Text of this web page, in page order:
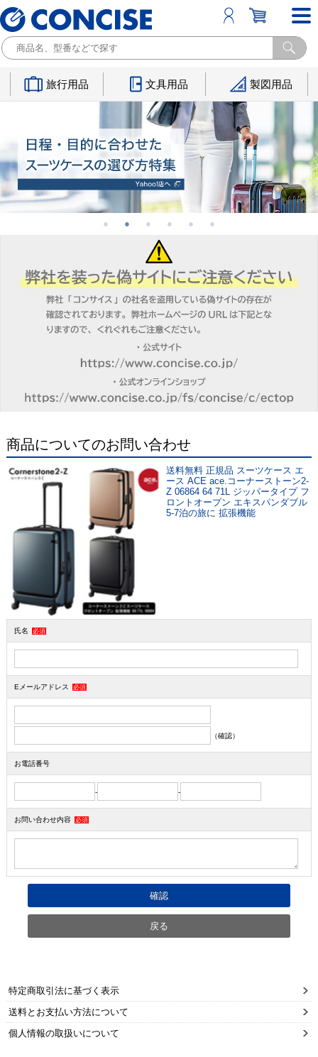
旅行用品 文具用品 製図用品
商品についてのお問い合わせ
送料無料 正規品 スーツケース エ
ース ACE ace.コーナーストーン2-
Z 06864 64 71L ジッパータイプ フ
ロントオープン エキスパンダブル
5-7泊の旅に 拡張機能
氏名 必須
Eメールアドレス 必須
（確認）
お電話番号
- -
お問い合わせ内容 必須
特定商取引法に基づく表示
送料とお支払い方法について
個人情報の取扱いについて